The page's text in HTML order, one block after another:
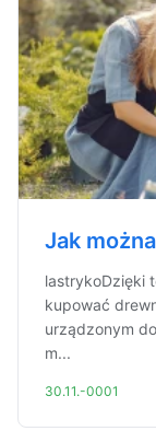
Jak
lastrykoDzięki
kupować
urządzonym
m...
30.11.-0001